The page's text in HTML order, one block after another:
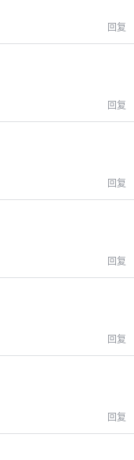
回复
回复
回复
回复
回复
回复
或者提升权
已有帐号？登录